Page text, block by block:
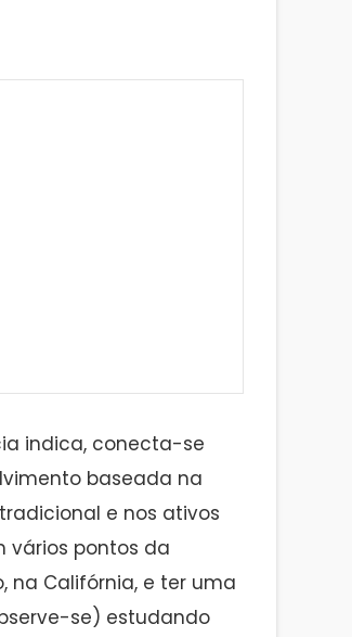
indica, conecta-se
baseada na
e nos ativos
vários pontos da
na Califórnia, e ter uma
se) estudando